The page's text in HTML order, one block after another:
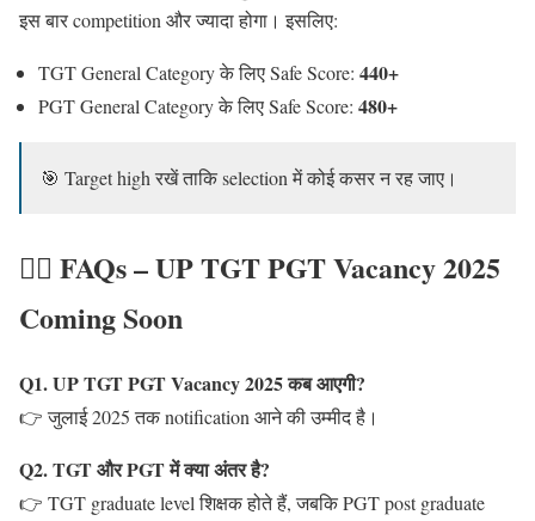
इस बार competition और ज्यादा होगा। इसलिए:
TGT General Category के लिए Safe Score: 440+
PGT General Category के लिए Safe Score: 480+
🎯 Target high रखें ताकि selection में कोई कसर न रह जाए।
🙋‍♂️ FAQs – UP TGT PGT Vacancy 2025
Coming Soon
Q1. UP TGT PGT Vacancy 2025 कब आएगी?
👉 जुलाई 2025 तक notification आने की उम्मीद है।
Q2. TGT और PGT में क्या अंतर है?
👉 TGT graduate level शिक्षक होते हैं, जबकि PGT post graduate